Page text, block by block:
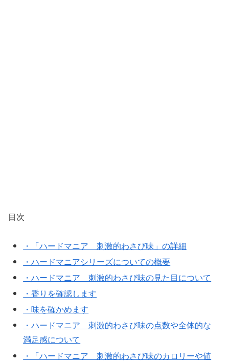
目次
・「ハードマニア 刺激的わさび味」の詳細
・ハードマニアシリーズについての概要
・ハードマニア 刺激的わさび味の見た目について
・香りを確認します
・味を確かめます
・ハードマニア 刺激的わさび味の点数や全体的な
満足感について
・「ハードマニア 刺激的わさび味のカロリーや値